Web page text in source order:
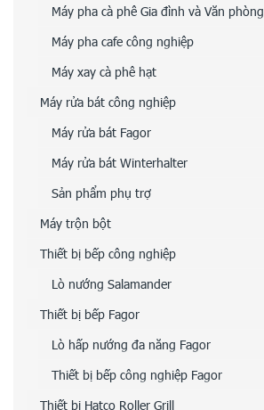
Máy pha cà phê Gia đình và Văn phòng
Máy pha cafe công nghiệp
Máy xay cà phê hạt
Máy rửa bát công nghiệp
Máy rửa bát Fagor
Máy rửa bát Winterhalter
Sản phẩm phụ trợ
Máy trộn bột
Thiết bị bếp công nghiệp
Lò nướng Salamander
Thiết bị bếp Fagor
Lò hấp nướng đa năng Fagor
Thiết bị bếp công nghiệp Fagor
Thiết bị Hatco Roller Grill